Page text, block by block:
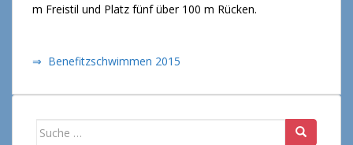
m Freistil und Platz fünf über 100 m Rücken.
⇒ Benefitzschwimmen 2015
Suche nach: